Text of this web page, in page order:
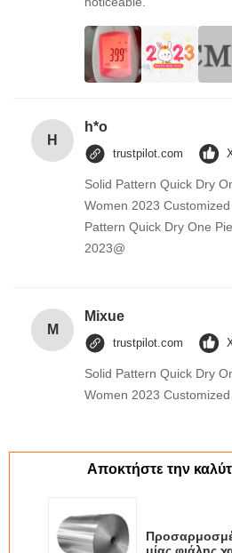
H
h*o
trustpilot.com
Solid Pattern Quick Dry
Women 2023
Pattern Quick Dry One
2023@
M
Mixue
trustpilot.com
Solid Pattern Quick Dry
Women 2023
Αποκτήστε την